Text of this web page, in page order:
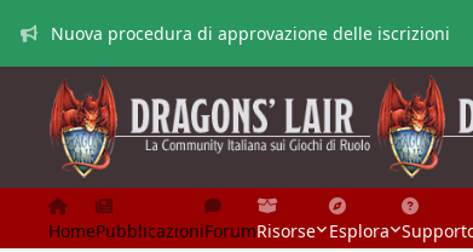
Nuova procedura di approvazione delle iscrizioni
HomePubblicazioniForumRisorse Esplora